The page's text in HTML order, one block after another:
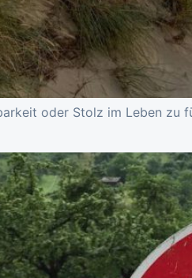
oder Stolz im Leben zu